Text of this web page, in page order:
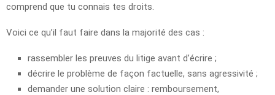
comprend que tu connais tes droits.
Voici ce qu’il faut faire dans la majorité des cas :
rassembler les preuves du litige avant d’écrire ;
décrire le problème de façon factuelle, sans agressivité ;
demander une solution claire : remboursement,